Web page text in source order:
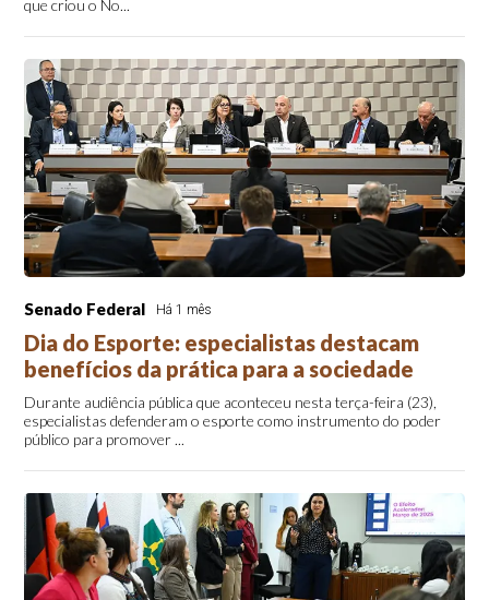
que criou o No...
Senado Federal Há 1 mês
Dia do Esporte: especialistas destacam
benefícios da prática para a sociedade
Durante audiência pública que aconteceu nesta terça-feira (23),
especialistas defenderam o esporte como instrumento do poder
público para promover ...